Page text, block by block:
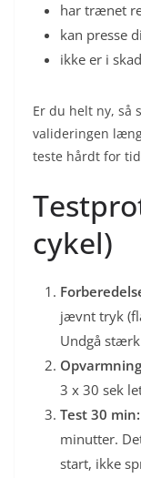
har trænet
kan presse
ikke er i
Er du helt ny, så
valideringen
teste hårdt for
cykel)
jævnt tryk
Undgå
3 x 30 sek
Test 30 min:
minutter.
start, ikke